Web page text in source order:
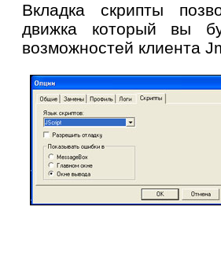
Вкладка скрипты
движка который вы
возможностей клиента